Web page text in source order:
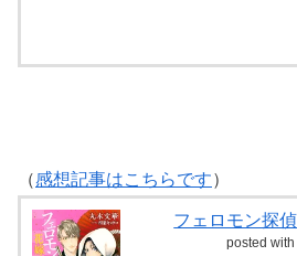
（感想記事はこちらです）
フェロモン探
posted with